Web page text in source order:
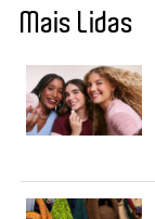
Mais Lidas